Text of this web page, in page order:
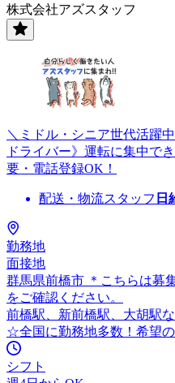
株式会社アズスタッフ
＼ミドル・シニア世代活躍
ドライバー》運転に集中で
要・電話登録OK！
配送・物流スタッフ 日
勤務地
面接地
群馬県前橋市 ＊こちらは募
をご確認ください。
前橋駅、新前橋駅、大胡駅
☆全国に勤務地多数！希望
シフト